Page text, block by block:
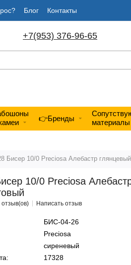
Блог Контакты
+7(953) 376-96-65
👉Бренды
материалы
Бисер 10/0 Preciosa Алебастр
10/0 Preciosa
отзыв(ов) Написать отзыв
БИС-04-26
Preciosa
сиреневый
17328